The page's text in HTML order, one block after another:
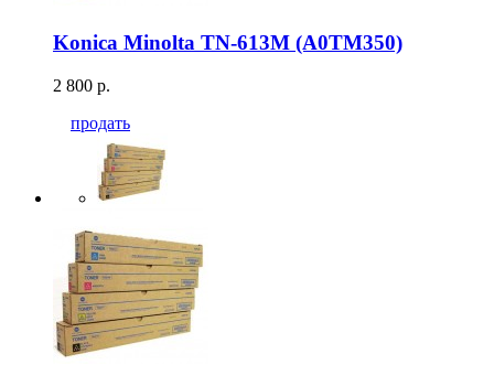
Konica Minolta TN-613M (A0TM350)
2 800 р.
продать